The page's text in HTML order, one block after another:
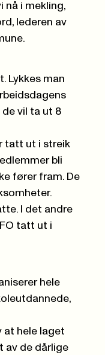
nå i mekling,
lederen av
Lykkes man
de vil ta ut 8
tatt ut i streik
bli
fører fram. De
I det andre
tatt ut i
hele
at hele laget
av de dårlige